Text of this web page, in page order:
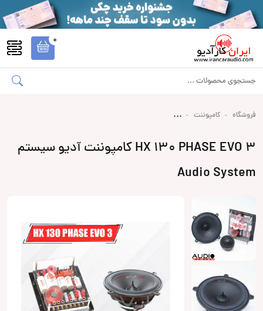
0
فروشگاه کامپوننت
HX 130 PHASE EVO 3 کامپوننت آدیو سیستم
Audio System